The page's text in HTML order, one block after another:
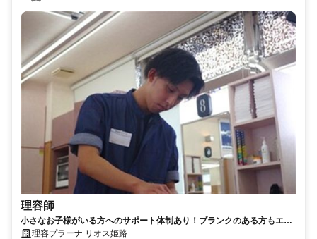
理容師
小さなお子様がいる方へのサポート体制あり！ブランクのある方もエン
トリー可能◎店舗売上達成で歩合支給★個人ノルマはなし☆【姫路市、
理容プラーナ リオス姫路